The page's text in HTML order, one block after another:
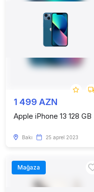
1 499 AZN
Apple iPhone 13 128 GB
Bakı 25 aprel 2023
Mağaza